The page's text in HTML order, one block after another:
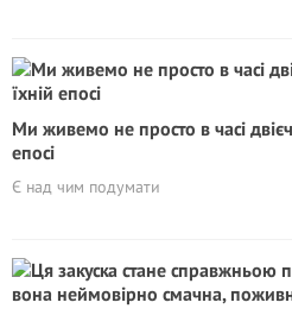
Ми живемо не просто в часі
епосі
Є над чим подумати